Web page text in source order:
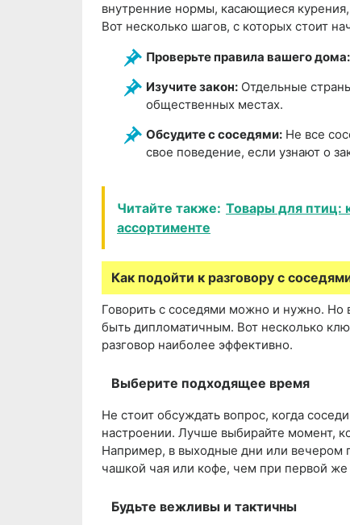
внутренние нормы, касающиеся
Вот несколько шагов, с которых стоит
Проверьте правила вашего дома:
Изучите закон: Отдельные
общественных местах.
Обсудите с соседями: Не все
свое поведение, если узнают о
Читайте также: Товары для птиц:
ассортименте
Как подойти к разговору с
Говорить с соседями можно и нужно. Но
быть дипломатичным. Вот несколько
разговор наиболее эффективно.
Выберите подходящее время
Не стоит обсуждать вопрос, когда
настроении. Лучше выбирайте момент,
Например, в выходные дни или вечером
чашкой чая или кофе, чем при первой
Будьте вежливы и тактичны